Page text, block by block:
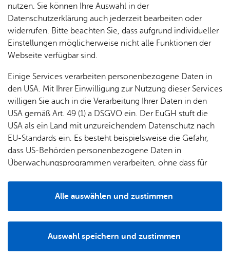
An­rei­
se &
Par­ken
klas­sen
gär­ten
Grup­
pen
Of­fe­ne
Füh­
run­gen
Mu­se­
ums­
shop
ord­
nung
Ver­an­stal­tungs­lis­te dru­cken Fil­ter lö­schen
Sonn­tag, 09. Au­gust 2026 , 13:30 Uhr–14:00 Uhr, Schul­mu­se­um
Of­fe­ne Sonn­tags­füh­rung im Schul­mu­se­um
Sonn­tag, 09. Au­gust 2026 , 14:30 Uhr–15:00 Uhr , Schul­mu­se­um
Of­fe­ne Sonn­tags­füh­rung im Schul­mu­se­um II
nutzen. Sie können Ihre Auswahl in der
Datenschutzerklärung auch jederzeit bearbeiten oder
widerrufen. Bitte beachten Sie, dass aufgrund individueller
Einstellungen möglicherweise nicht alle Funktionen der
Webseite verfügbar sind.
Einige Services verarbeiten personenbezogene Daten in
den USA. Mit Ihrer Einwilligung zur Nutzung dieser Services
willigen Sie auch in die Verarbeitung Ihrer Daten in den
USA gemäß Art. 49 (1) a DSGVO ein. Der EuGH stuft die
USA als ein Land mit unzureichendem Datenschutz nach
EU-Standards ein. Es besteht beispielsweise die Gefahr,
dass US-Behörden personenbezogene Daten in
Überwachungsprogrammen verarbeiten, ohne dass für
Auswahl speichern und zustimmen
Alle auswählen und zustimmen